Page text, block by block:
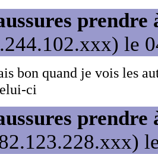
le
bon quand je vois les
ci